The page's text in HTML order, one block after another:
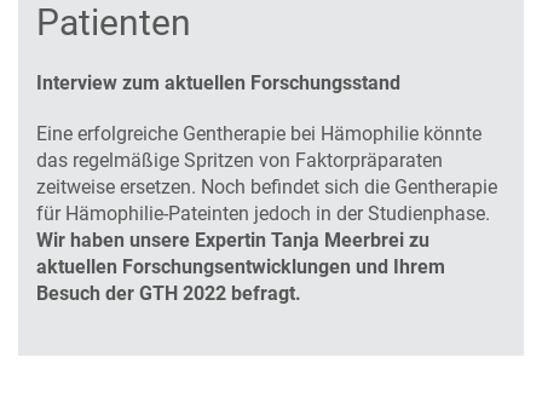
Patienten
Interview zum aktuellen Forschungsstand
Eine erfolgreiche Gentherapie bei Hämophilie könnte
das regelmäßige Spritzen von Faktorpräparaten
zeitweise ersetzen. Noch befindet sich die Gentherapie
für Hämophilie-Pateinten jedoch in der Studienphase.
Wir haben unsere Expertin Tanja Meerbrei zu
aktuellen Forschungsentwicklungen und Ihrem
Besuch der GTH 2022 befragt.